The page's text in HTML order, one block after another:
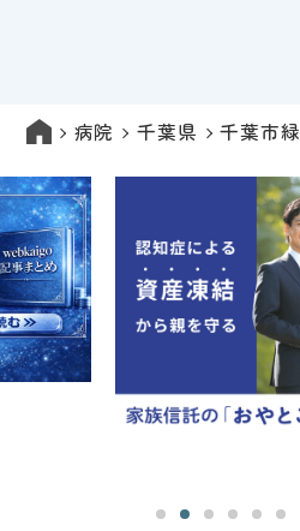
病院 千葉県 千葉市